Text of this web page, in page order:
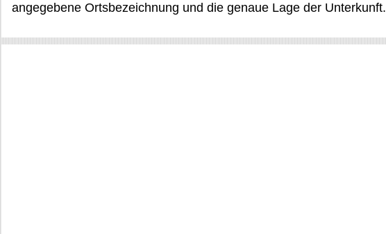
angegebene Ortsbezeichnung und die genaue Lage der Unterkunft.